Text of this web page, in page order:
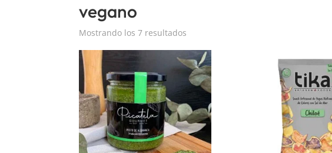
vegano
Mostrando los 7 resultados